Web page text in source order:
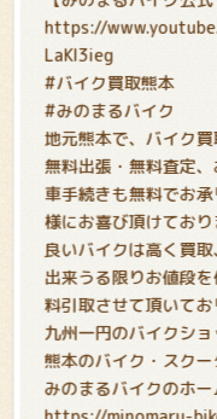
https://
LaKl3ieg
#バイク買取熊本
#みのまるバイク
地元熊本で、バイク
無料出張・無料査定
車手続きも無料でお
様にお喜び頂けており
良いバイクは高く買
出来うる限りお値段
料引取させて頂いてお
九州一円のバイクショ
熊本のバイク・スク
みのまるバイクのホ